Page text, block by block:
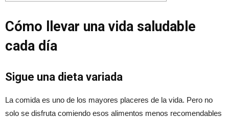
Cómo llevar una vida saludable
cada día
Sigue una dieta variada
La comida es uno de los mayores placeres de la vida. Pero no
solo se disfruta comiendo esos alimentos menos recomendables